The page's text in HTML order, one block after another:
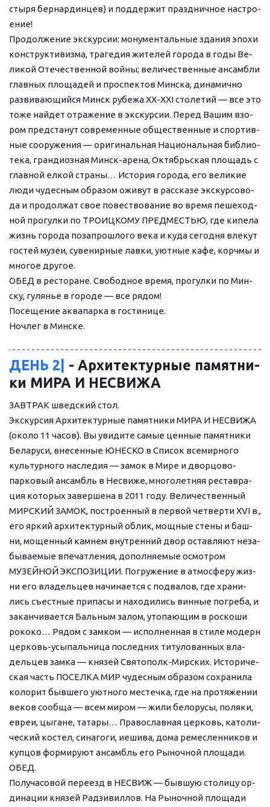
сты­ря бер­нар­дин­цев) и поддержит праздничное на­стро­
е­ние!
Продолжение экс­кур­сии: мо­ну­мен­таль­ные зда­ния эпо­хи
кон­ст­рук­ти­виз­ма, тра­ге­дия жи­те­лей го­ро­да в го­ды Ве­
ли­кой Оте­че­ствен­ной вой­ны; величественные ан­сам­бли
глав­ных пло­ща­дей и про­спек­тов Мин­ска, ди­на­мич­но
раз­ви­ваю­щий­ся Минск ру­бе­жа ХХ-ХХI сто­ле­тий — все это
то­же най­дет от­ра­же­ние в экс­кур­сии. Перед Ва­шим взо­
ром пред­ста­нут со­вре­мен­ные об­ще­ствен­ные и спор­тив­
ные со­ору­же­ния — ори­ги­наль­ная На­ци­о­наль­ная биб­лио­
те­ка, гран­ди­оз­ная Минск-арена, Октябрьская пло­щадь с
глав­ной ел­кой стра­ны… История го­ро­да, его ве­ли­кие
лю­ди чу­дес­ным об­ра­зом ожи­вут в рас­ска­зе экс­кур­со­во­
да и про­дол­жат свое по­вест­во­ва­ние во вре­мя пе­ше­ход­
ной про­гул­ки по ТРО­ИЦКО­МУ ПРЕД­МЕСТЬЮ, где ки­пе­ла
жизнь го­ро­да по­за­про­шло­го ве­ка и ку­да се­год­ня вле­кут
го­стей му­зеи, су­ве­нир­ные лав­ки, уют­ные ка­фе, корч­мы и
мно­гое дру­гое.
ОБЕД в ре­сто­ра­не. Сво­бод­ное вре­мя, про­гул­ки по Мин­
ску, гу­ля­нье в го­ро­де — все ря­дом!
По­се­ще­ние аквапарка в го­сти­ни­це.
Ноч­лег в Мин­ске.
ДЕНЬ 2|
- Архитектурные па­мят­ни­
ки МИРА И НЕСВИ­ЖА
ЗАВ­ТРАК швед­ский стол.
Экс­кур­сия Архитектурные па­мят­ни­ки МИРА И НЕСВИ­ЖА
(око­ло 11 ча­сов). Вы уви­ди­те са­мые цен­ные па­мят­ни­ки
Бе­ла­ру­си, вне­сен­ные ЮНЕСКО в Спи­сок все­мир­но­го
куль­тур­но­го на­сле­дия — за­мок в Мире и дворцово-
парковый ан­самбль в Не­сви­же, мно­го­лет­няя ре­став­ра­
ция ко­то­рых за­вер­ше­на в 2011 го­ду. Ве­ли­чест­вен­ный
МИР­СКИЙ ЗАМОК, по­стро­ен­ный в пер­вой чет­вер­ти XVI в.,
его яр­кий ар­хи­тек­тур­ный об­лик, мощ­ные сте­ны и баш­
ни, мо­щен­ный кам­нем внут­рен­ний двор остав­ля­ют не­за­
бы­вае­мые впе­чат­ле­ния, до­пол­няе­мые осмот­ром
МУЗЕЙНОЙ ЭКСПОЗИЦИИ. По­гру­же­ние в ат­мо­сфе­ру жиз­
ни его вла­дель­цев на­чи­на­ет­ся с под­ва­лов, где хра­ни­
лись съе­ст­ные при­па­сы и на­хо­ди­лись вин­ные по­гре­ба, и
за­кан­чи­ва­ет­ся Баль­ным за­лом, уто­паю­щим в рос­ко­ши
ро­ко­ко… Рядом с зам­ком — ис­пол­нен­ная в сти­ле мо­дерн
церковь-усыпальница по­след­них ти­ту­ло­ван­ных вла­
дель­цев зам­ка — кня­зей Святополк-Мирских. Ис­то­ри­че­
ская часть ПО­СЕЛКА МИР чу­дес­ным об­ра­зом со­хра­ни­ла
ко­ло­рит быв­ше­го уют­но­го ме­с­теч­ка, где на про­тя­же­нии
ве­ков со­об­ща — всем ми­ром — жи­ли бе­ло­ру­сы, по­ля­ки,
евреи, цы­га­не, та­та­ры… Пра­во­слав­ная цер­ковь, ка­то­ли­
че­ский ко­стел, си­на­го­ги, ие­ши­ва, до­ма ре­мес­лен­ни­ков и
куп­цов фор­ми­ру­ют ан­самбль его Рыночной пло­ща­ди.
ОБЕД.
По­лу­ча­со­вой переезд в НЕСВИЖ — быв­шую сто­ли­цу ор­
ди­на­ции кня­зей Рад­зи­вил­лов. На Рыночной пло­ща­ди